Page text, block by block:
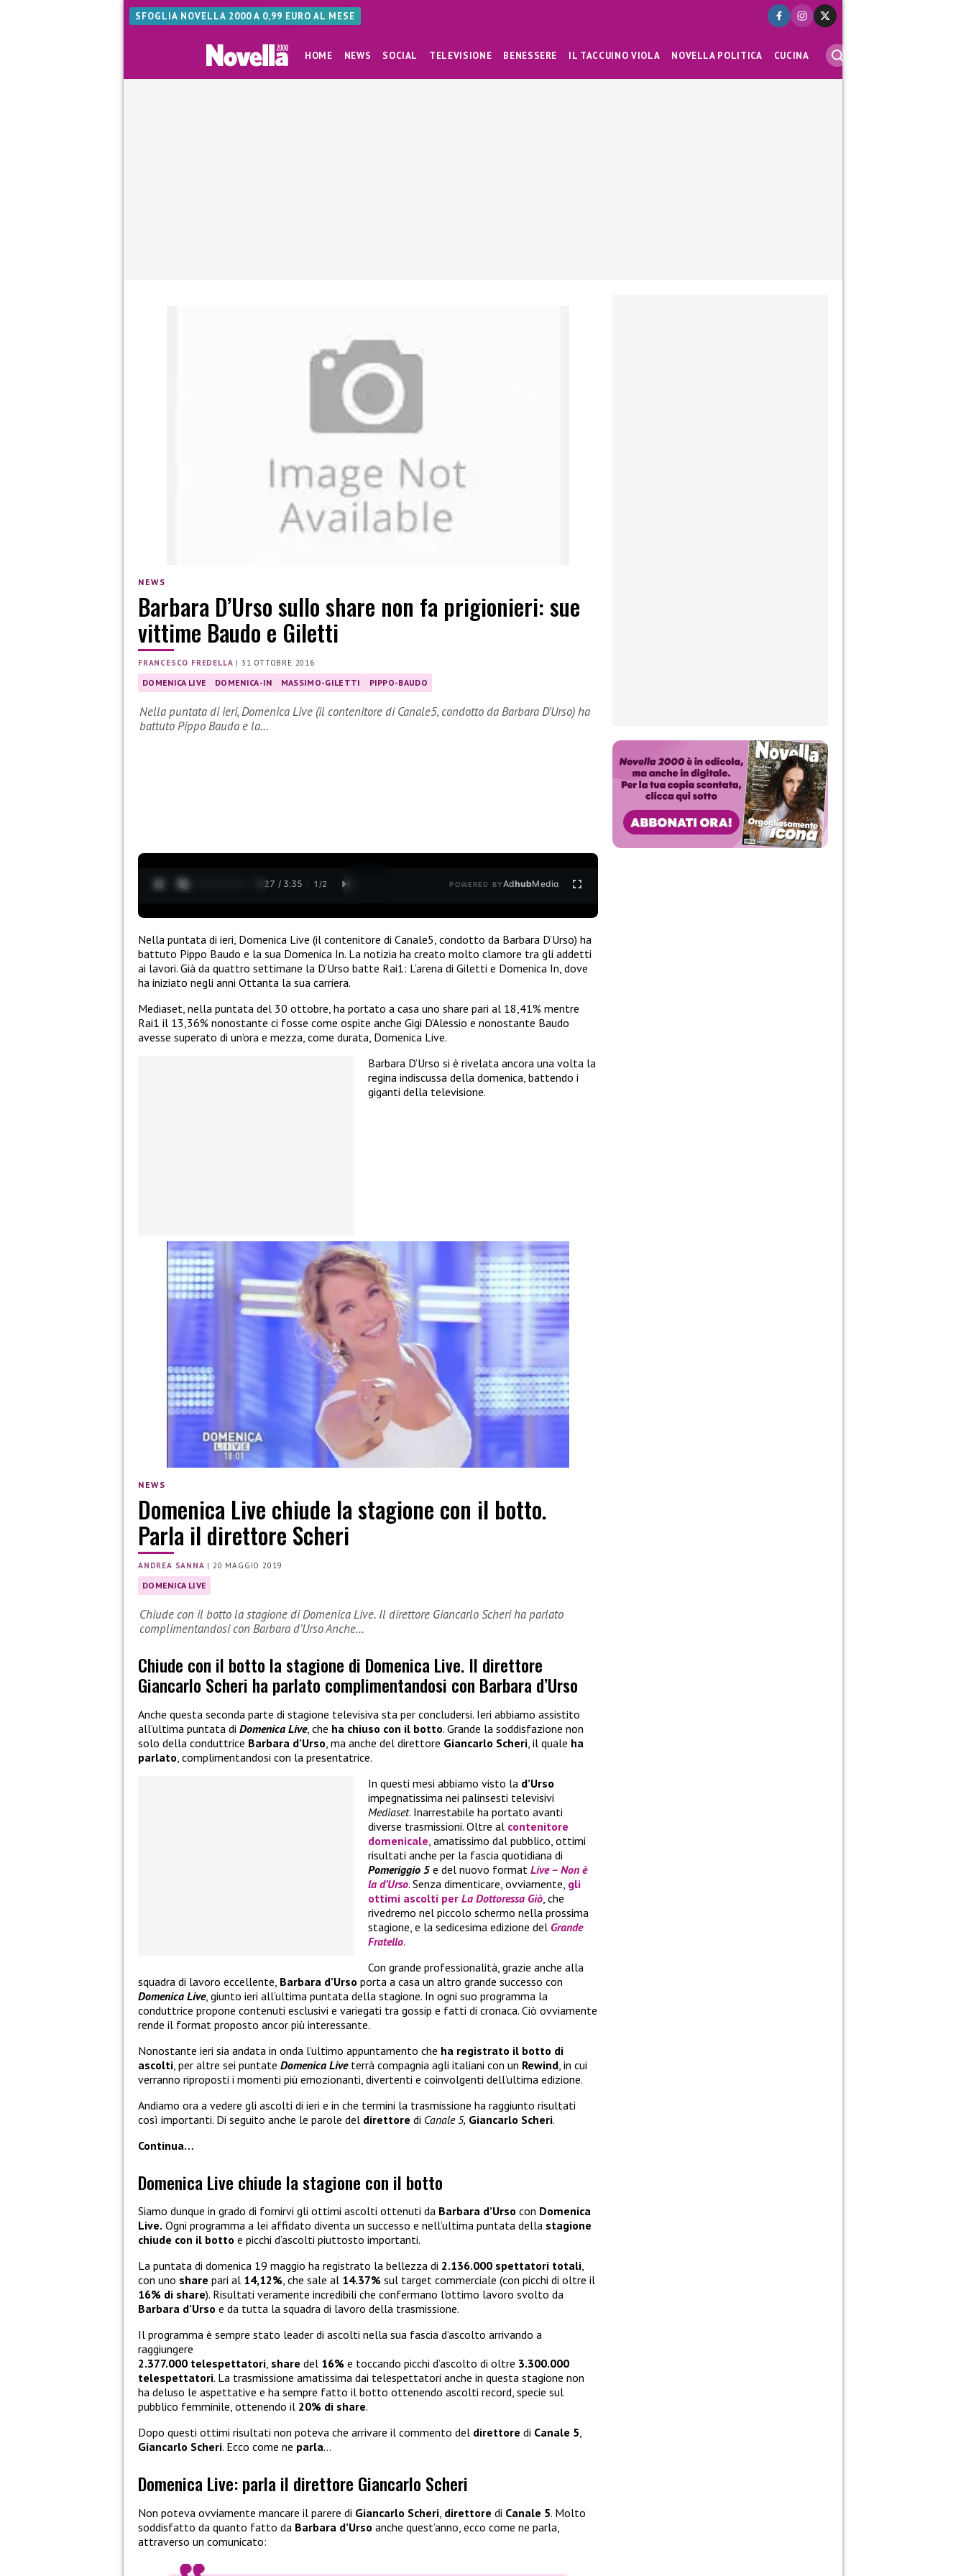
SFOGLIA NOVELLA 2000 A 0,99 EURO AL MESE
HOME NEWS SOCIAL TELEVISIONE BENESSERE IL TACCUINO VIOLA NOVELLA POLITICA CUCINA
NEWS
Barbara D’Urso sullo share non fa prigionieri: sue
vittime Baudo e Giletti
FRANCESCO FREDELLA | 31 OTTOBRE 2016
DOMENICA LIVE DOMENICA-IN MASSIMO-GILETTI PIPPO-BAUDO
Nella puntata di ieri, Domenica Live (il contenitore di Canale5, condotto da Barbara D’Urso) ha
battuto Pippo Baudo e la…
0:28 / 3:35 1 /2 POWERED BYAdhubMedia
Nella puntata di ieri, Domenica Live (il contenitore di Canale5, condotto da Barbara D’Urso) ha
battuto Pippo Baudo e la sua Domenica In. La notizia ha creato molto clamore tra gli addetti
ai lavori. Già da quattro settimane la D’Urso batte Rai1: L’arena di Giletti e Domenica In, dove
ha iniziato negli anni Ottanta la sua carriera.
Mediaset, nella puntata del 30 ottobre, ha portato a casa uno share pari al 18,41% mentre
Rai1 il 13,36% nonostante ci fosse come ospite anche Gigi D’Alessio e nonostante Baudo
avesse superato di un’ora e mezza, come durata, Domenica Live.
Barbara D’Urso si è rivelata ancora una volta la
regina indiscussa della domenica, battendo i
giganti della televisione.
NEWS
Domenica Live chiude la stagione con il botto.
Parla il direttore Scheri
ANDREA SANNA |20 MAGGIO 2019
DOMENICA LIVE
Chiude con il botto la stagione di Domenica Live. Il direttore Giancarlo Scheri ha parlato
complimentandosi con Barbara d’Urso Anche…
Chiude con il botto la stagione di Domenica Live. Il direttore
Giancarlo Scheri ha parlato complimentandosi con Barbara d’Urso
Anche questa seconda parte di stagione televisiva sta per concludersi. Ieri abbiamo assistito
all’ultima puntata di Domenica Live, che ha chiuso con il botto. Grande la soddisfazione non
solo della conduttrice Barbara d’Urso, ma anche del direttore Giancarlo Scheri, il quale ha
parlato, complimentandosi con la presentatrice.
In questi mesi abbiamo visto la d’Urso
impegnatissima nei palinsesti televisivi
Mediaset. Inarrestabile ha portato avanti
diverse trasmissioni. Oltre al contenitore
domenicale, amatissimo dal pubblico, ottimi
risultati anche per la fascia quotidiana di
Pomeriggio 5 e del nuovo format Live – Non è
la d’Urso. Senza dimenticare, ovviamente, gli
ottimi ascolti per La Dottoressa Giò, che
rivedremo nel piccolo schermo nella prossima
stagione, e la sedicesima edizione del Grande
Fratello.
Con grande professionalità, grazie anche alla
squadra di lavoro eccellente, Barbara d’Urso porta a casa un altro grande successo con
Domenica Live, giunto ieri all’ultima puntata della stagione. In ogni suo programma la
conduttrice propone contenuti esclusivi e variegati tra gossip e fatti di cronaca. Ciò ovviamente
rende il format proposto ancor più interessante.
Nonostante ieri sia andata in onda l’ultimo appuntamento che ha registrato il botto di
ascolti, per altre sei puntate Domenica Liveterrà compagnia agli italiani con un Rewind, in cui
verranno riproposti i momenti più emozionanti, divertenti e coinvolgenti dell’ultima edizione.
Andiamo ora a vedere gli ascolti di ieri e in che termini la trasmissione ha raggiunto risultati
così importanti. Di seguito anche le parole del direttore di Canale 5, Giancarlo Scheri.
Continua…
Domenica Live chiude la stagione con il botto
Siamo dunque in grado di fornirvi gli ottimi ascolti ottenuti da Barbara d’Urso con Domenica
Live. Ogni programma a lei affidato diventa un successo e nell’ultima puntata della stagione
chiude con il botto e picchi d’ascolti piuttosto importanti.
La puntata di domenica 19 maggio ha registrato la bellezza di 2.136.000 spettatori totali,
con uno share pari al 14,12%, che sale al 14.37% sul target commerciale (con picchi di oltre il
16% di share). Risultati veramente incredibili che confermano l’ottimo lavoro svolto da
Barbara d’Urso e da tutta la squadra di lavoro della trasmissione.
Il programma è sempre stato leader di ascolti nella sua fascia d’ascolto arrivando a
raggiungere
2.377.000 telespettatori, share del 16% e toccando picchi d’ascolto di oltre 3.300.000
telespettatori. La trasmissione amatissima dai telespettatori anche in questa stagione non
ha deluso le aspettative e ha sempre fatto il botto ottenendo ascolti record, specie sul
pubblico femminile, ottenendo il 20% di share.
Dopo questi ottimi risultati non poteva che arrivare il commento del direttore di Canale 5,
Giancarlo Scheri. Ecco come ne parla…
Domenica Live: parla il direttore Giancarlo Scheri
Non poteva ovviamente mancare il parere di Giancarlo Scheri direttore di Canale 5. Molto
soddisfatto da quanto fatto da Barbara d’Urso anche quest’anno, ecco come ne parla,
attraverso un comunicato: